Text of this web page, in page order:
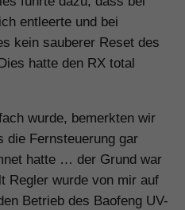
entleerte und bei
kein sauberer Reset des
hatte den RX total
wurde, bemerkten wir
die Fernsteuerung gar
hatte … der Grund war
Regler wurde von mir auf
Betrieb des Baofeng UV-